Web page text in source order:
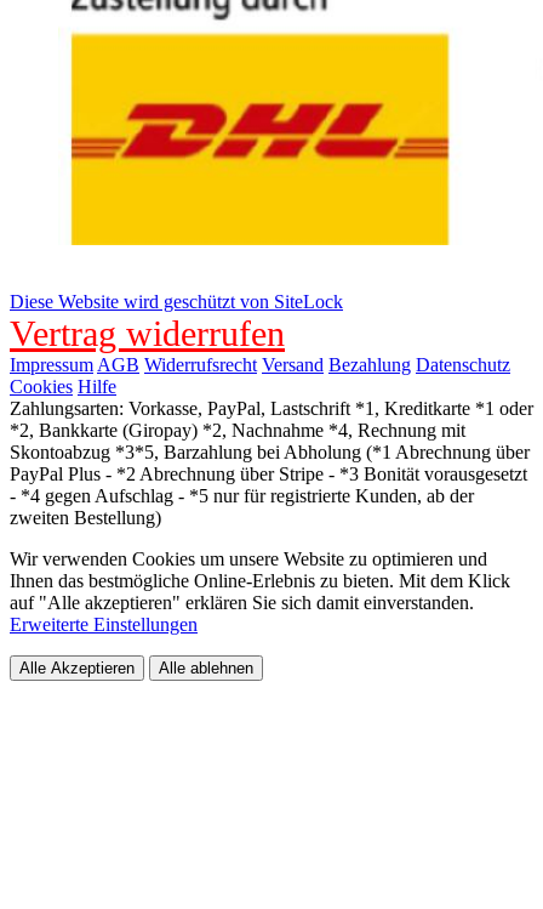
Diese Website wird geschützt von SiteLock
Vertrag widerrufen
Impressum AGB Widerrufsrecht Versand Bezahlung Datenschutz
Cookies Hilfe
Zahlungsarten: Vorkasse, PayPal, Lastschrift *1, Kreditkarte *1 oder
*2, Bankkarte (Giropay) *2, Nachnahme *4, Rechnung mit
Skontoabzug *3*5, Barzahlung bei Abholung (*1 Abrechnung über
PayPal Plus - *2 Abrechnung über Stripe - *3 Bonität vorausgesetzt
- *4 gegen Aufschlag - *5 nur für registrierte Kunden, ab der
zweiten Bestellung)
Wir verwenden Cookies um unsere Website zu optimieren und
Ihnen das bestmögliche Online-Erlebnis zu bieten. Mit dem Klick
auf "Alle akzeptieren" erklären Sie sich damit einverstanden.
Erweiterte Einstellungen
Alle Akzeptieren Alle ablehnen